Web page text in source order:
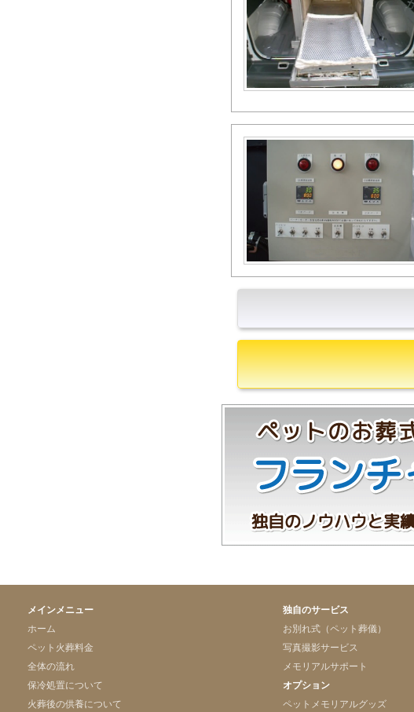
メインメニュー
ホーム
ペット火葬料金
全体の流れ
保冷処置について
火葬後の供養について
独自のサービス
お別れ式（ペット葬儀）
写真撮影サービス
メモリアルサポート
オプション
ペットメモリアルグッズ